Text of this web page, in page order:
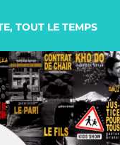
TOUT LE TEMPS